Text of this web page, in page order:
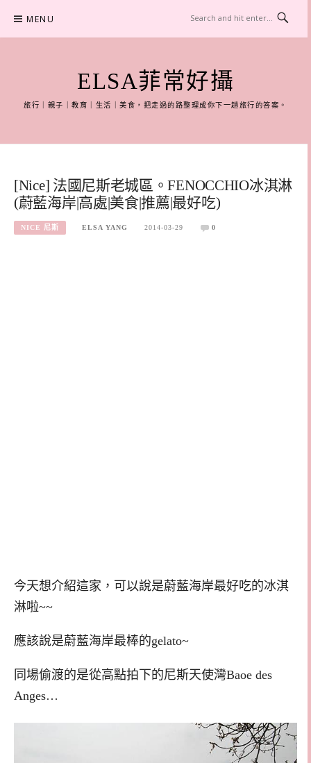
content
MENU
ELSA菲常好攝
旅行｜親子｜教育｜生活｜美食，把走過的路整理成你下一趟旅行的答案。
[Nice] 法國尼斯老城區。FENOCCHIO冰淇淋
(蔚藍海岸|高處|美食|推薦|最好吃)
NICE 尼斯 ELSA YANG 2014-03-29 0
今天想介紹這家，可以說是蔚藍海岸最好吃的冰淇
淋啦~~
應該說是蔚藍海岸最棒的gelato~
同場偷渡的是從高點拍下的尼斯天使灣Baoe des
Anges…